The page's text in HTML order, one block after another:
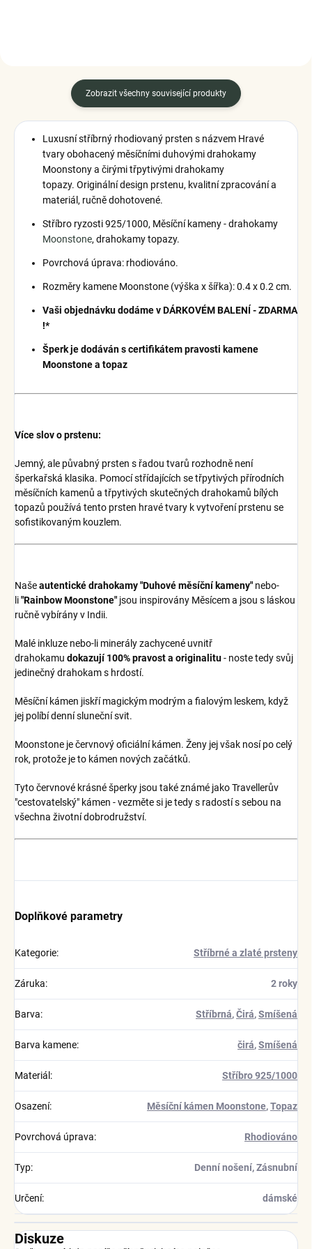
Zobrazit všechny související produkty
Luxusní stříbrný rhodiovaný prsten s názvem Hravé
tvaryobohacený měsíčními duhovými drahokamy
Moonstony a čirými třpytivými drahokamy
topazy. Originální design prstenu, kvalitní zpracování a
materiál, ručně dohotovené.
Stříbro ryzosti 925/1000, Měsíční kameny - drahokamy
Moonstone, drahokamy topazy.
Povrchová úprava: rhodiováno.
Rozměry kamene Moonstone (výška x šířka): 0.4 x 0.2 cm.
Vaši objednávku dodáme v DÁRKOVÉM BALENÍ - ZDARMA
!*
Šperk je dodáván s certifikátem pravosti kamene
Moonstone a topaz
Více slov o prstenu:
Jemný, ale půvabný prsten s řadou tvarů rozhodně není
šperkařská klasika. Pomocí střídajících se třpytivých přírodních
měsíčních kamenů a třpytivých skutečných drahokamů bílých
topazů používá tento prsten hravé tvary k vytvoření prstenu se
sofistikovaným kouzlem.
Našeautentické drahokamy "Duhové měsíční kameny" nebo-
li"Rainbow Moonstone" jsou inspirovány Měsícem a jsou s láskou
ručně vybírány v Indii.
Malé inkluze nebo-li minerály zachycené uvnitř
drahokamu dokazují 100% pravost a originalitu- noste tedy svůj
jedinečný drahokam s hrdostí.
Měsíční kámen jiskří magickým modrým a fialovým leskem, když
jej políbí denní sluneční svit.
Moonstone je červnový oficiální kámen. Ženy jej však nosí po celý
rok, protože je to kámen nových začátků.
Tyto červnové krásné šperky jsou také známé jako Travellerův
"cestovatelský" kámen - vezměte si je tedy s radostí s sebou na
všechna životní dobrodružství.
Doplňkové parametry
Kategorie: Stříbrné a zlaté prsteny
Záruka: 2 roky
Barva: Stříbrná,Čirá,Smíšená
Barva kamene: čirá,Smíšená
Materiál : Stříbro 925/1000
Osazení: Měsíční kámen Moonstone,Topaz
Povrchová úprava: Rhodiováno
Typ: Denní nošení, Zásnubní
Určení: dámské
Diskuze